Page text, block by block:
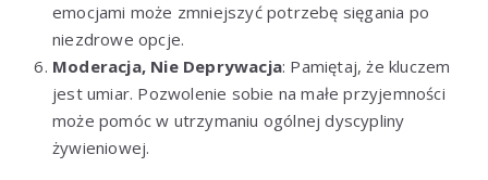
emocjami może zmniejszyć potrzebę sięgania po
niezdrowe opcje.
Moderacja, Nie Deprywacja: Pamiętaj, że kluczem
jest umiar. Pozwolenie sobie na małe przyjemności
może pomóc w utrzymaniu ogólnej dyscypliny
żywieniowej.